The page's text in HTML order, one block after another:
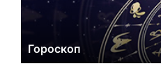
Гороскоп